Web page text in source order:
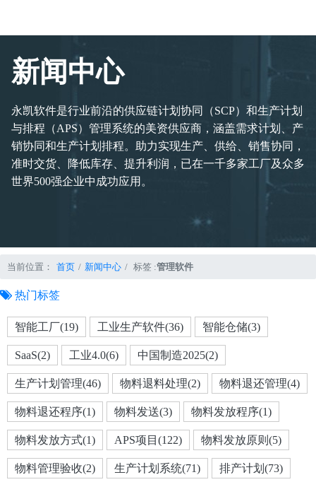
新闻中心
永凯软件是行业前沿的供应链计划协同（SCP）和生产计划
与排程（APS）管理系统的美资供应商，涵盖需求计划、产
销协同和生产计划排程。助力实现生产、供给、销售协同，
准时交货、降低库存、提升利润，已在一千多家工厂及众多
世界500强企业中成功应用。
当前位置： 首页 新闻中心 标签 :管理软件
热门标签
智能工厂(19) 工业生产软件(36) 智能仓储(3)
SaaS(2) 工业4.0(6) 中国制造2025(2)
生产计划管理(46) 物料退料处理(2) 物料退还管理(4)
物料退还程序(1) 物料发送(3) 物料发放程序(1)
物料发放方式(1) APS项目(122) 物料发放原则(5)
物料管理验收(2) 生产计划系统(71) 排产计划(73)